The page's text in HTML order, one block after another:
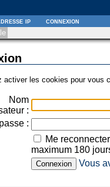
activer les cookies pour vous
Nom
:
:
Me
maximum 180
Vous
ip connexion